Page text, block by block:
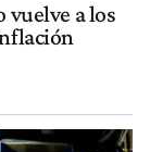
vuelve a los